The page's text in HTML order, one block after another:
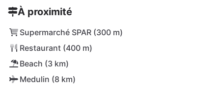
À proximité
Supermarché SPAR (300 m)
Restaurant (400 m)
Beach (3 km)
Medulin (8 km)